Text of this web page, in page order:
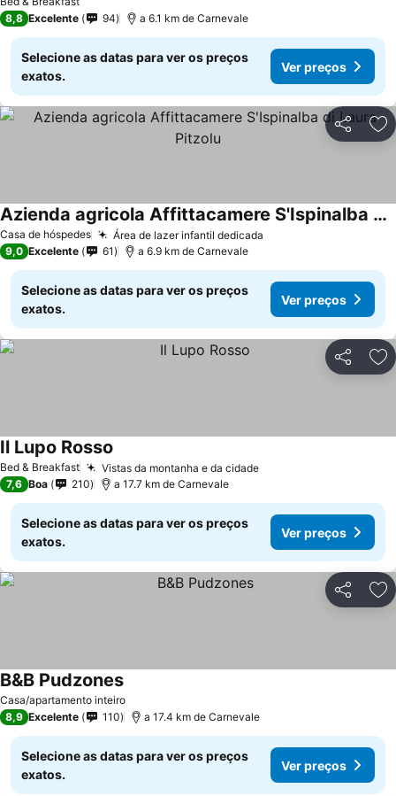
8,8 Excelente 94 a 6.1 km de Carnevale
Selecione as datas para ver os preços
exatos.
Ver preços
Partilhar
Casa de hóspedes Área de lazer infantil dedicada
Azienda agricola Affittacamere S'Ispinalba di Laura Pitzolu
9,0 Excelente 61 a 6.9 km de Carnevale
Selecione as datas para ver os preços
exatos.
Ver preços
Partilhar
Bed & Breakfast Vistas da montanha e da cidade
Il Lupo Rosso
7,6 Boa 210 a 17.7 km de Carnevale
Selecione as datas para ver os preços
exatos.
Ver preços
Partilhar
Casa/apartamento inteiro
B&B Pudzones
8,9 Excelente 110 a 17.4 km de Carnevale
Selecione as datas para ver os preços
exatos.
Ver preços